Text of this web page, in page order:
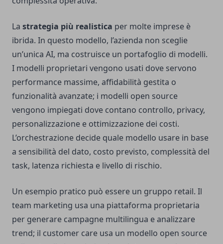
La strategia più realistica per molte imprese è
ibrida. In questo modello, l’azienda non sceglie
un’unica AI, ma costruisce un portafoglio di modelli.
I modelli proprietari vengono usati dove servono
performance massime, affidabilità gestita o
funzionalità avanzate; i modelli open source
vengono impiegati dove contano controllo, privacy,
personalizzazione e ottimizzazione dei costi.
L’orchestrazione decide quale modello usare in base
a sensibilità del dato, costo previsto, complessità del
task, latenza richiesta e livello di rischio.
Un esempio pratico può essere un gruppo retail. Il
team marketing usa una piattaforma proprietaria
per generare campagne multilingua e analizzare
trend; il customer care usa un modello open source